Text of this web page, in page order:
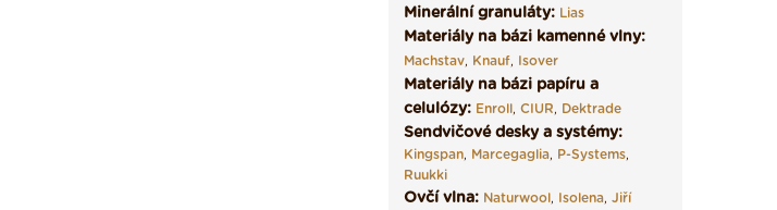
Minerální granuláty: Lias
Materiály na bázi kamenné vlny:
Machstav, Knauf, Isover
Materiály na bázi papíru a
celulózy: Enroll, CIUR, Dektrade
Sendvičové desky a systémy:
Kingspan, Marcegaglia, P-Systems,
Ruukki
Ovčí vlna: Naturwool, Isolena, Jiří